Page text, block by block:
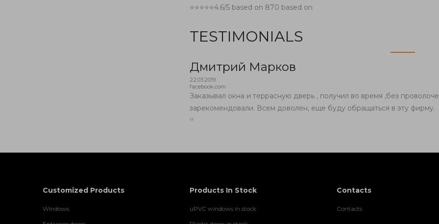
⭐⭐⭐⭐⭐4.6/5 based on 870 based on
TESTIMONIALS
Дмитрий Марков
22.03.2019.
facebook.com
Заказывал окна и террасную дверь , получил во время ,без
зарекомендовали. Всем доволен, еще буду обращаться в эту фирму.
‹›
Customized Products
Windows
Products In Stock
uPVC windows in stock
Contacts
Contacts